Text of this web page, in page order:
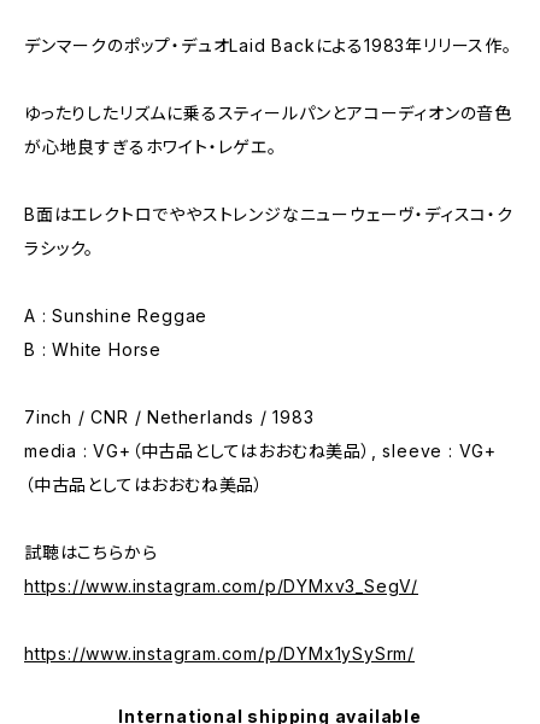
デンマークのポップ・デュオLaid Backによる1983年リリース作。
ゆったりしたリズムに乗るスティールパンとアコーディオンの音色
が心地良すぎるホワイト・レゲエ。
B面はエレクトロでややストレンジなニューウェーヴ・ディスコ・ク
ラシック。
A : Sunshine Reggae
B : White Horse
7inch / CNR / Netherlands / 1983
media : VG+（中古品としてはおおむね美品）, sleeve : VG+
（中古品としてはおおむね美品）
試聴はこちらから
https://www.instagram.com/p/DYMxv3_SegV/
https://www.instagram.com/p/DYMx1ySySrm/
International shipping available